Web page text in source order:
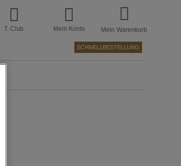
T. Club Mein Konto Mein Warenkorb
SCHNELLBESTELLUNG